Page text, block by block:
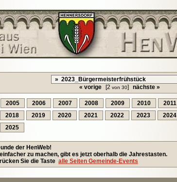
« vorige [2 von 30] nächste »
2005 2006 2007 2008 2009 2010
2011
2018 2019 2020 2021 2022 2023
2024
2025
der HenWeb!
zu machen, gibt es jetzt oberhalb die Jahrestasten.
Sie die Taste alle Seiten Gemeinde-Events